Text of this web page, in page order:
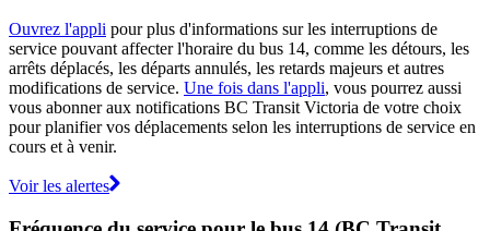
Ouvrez l'appli pour plus d'informations sur les interruptions de
service pouvant affecter l'horaire du bus 14, comme les détours, les
arrêts déplacés, les départs annulés, les retards majeurs et autres
modifications de service. Une fois dans l'appli, vous pourrez aussi
vous abonner aux notifications BC Transit Victoria de votre choix
pour planifier vos déplacements selon les interruptions de service en
cours et à venir.
Voir les alertes